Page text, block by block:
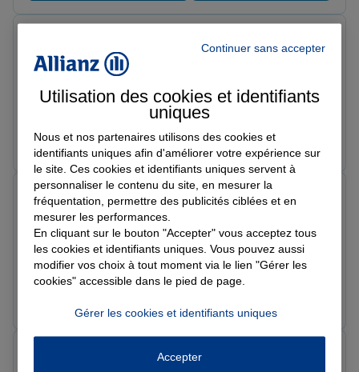
Le 05/06/2026 - Agence NOGENT SUR MARNE
L'équipe est très professionnelle Je suis toujours bien
reçu et on répond à mes besoins. Merci à Nadia et
Prendre un RDV Voir l'agence
Note de 5 sur 5
Le 15/04/2026 - Agence NOGENT SUR MARNE
L’équipe est très sympa et l’accueil est superbe merci à
vous
pharaon2paris
Continuer sans accepter
Utilisation des cookies et identifiants
uniques
Nous et nos partenaires utilisons des cookies et
identifiants uniques afin d'améliorer votre expérience sur
le site. Ces cookies et identifiants uniques servent à
personnaliser le contenu du site, en mesurer la
fréquentation, permettre des publicités ciblées et en
mesurer les performances.
En cliquant sur le bouton "Accepter" vous acceptez tous
les cookies et identifiants uniques. Vous pouvez aussi
modifier vos choix à tout moment via le lien "Gérer les
cookies" accessible dans le pied de page.
Gérer les cookies et identifiants uniques
Accepter